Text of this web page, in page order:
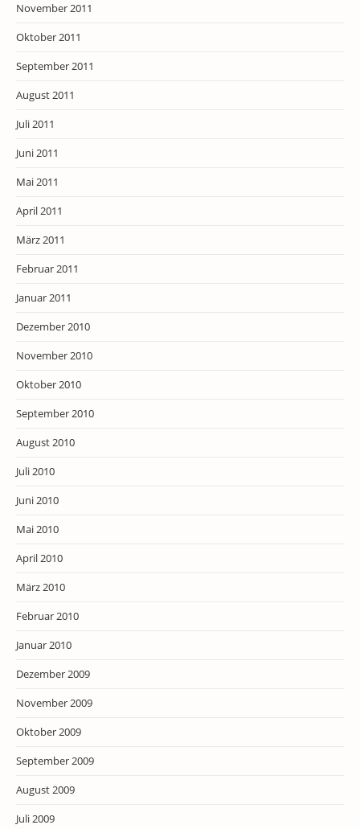
November 2011
Oktober 2011
September 2011
August 2011
Juli 2011
Juni 2011
Mai 2011
April 2011
März 2011
Februar 2011
Januar 2011
Dezember 2010
November 2010
Oktober 2010
September 2010
August 2010
Juli 2010
Juni 2010
Mai 2010
April 2010
März 2010
Februar 2010
Januar 2010
Dezember 2009
November 2009
Oktober 2009
September 2009
August 2009
Juli 2009